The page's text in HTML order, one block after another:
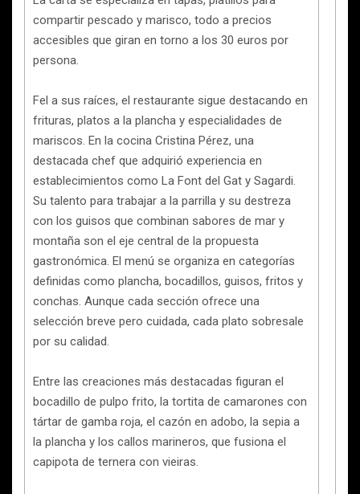
compartir pescado y marisco, todo a precios
accesibles que giran en torno a los 30 euros por
persona.
Fel a sus raíces, el restaurante sigue destacando en
frituras, platos a la plancha y especialidades de
mariscos. En la cocina Cristina Pérez, una
destacada chef que adquirió experiencia en
establecimientos como La Font del Gat y Sagardi.
Su talento para trabajar a la parrilla y su destreza
con los guisos que combinan sabores de mar y
montaña son el eje central de la propuesta
gastronómica. El menú se organiza en categorías
definidas como plancha, bocadillos, guisos, fritos y
conchas. Aunque cada sección ofrece una
selección breve pero cuidada, cada plato sobresale
por su calidad.
Entre las creaciones más destacadas figuran el
bocadillo de pulpo frito, la tortita de camarones con
tártar de gamba roja, el cazón en adobo, la sepia a
la plancha y los callos marineros, que fusiona el
capipota de ternera con vieiras.